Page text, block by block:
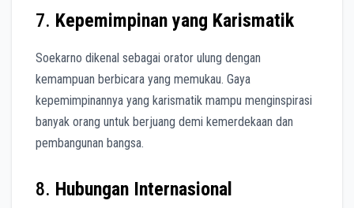
7. Kepemimpinan yang Karismatik
Soekarno dikenal sebagai orator ulung dengan
kemampuan berbicara yang memukau. Gaya
kepemimpinannya yang karismatik mampu menginspirasi
banyak orang untuk berjuang demi kemerdekaan dan
pembangunan bangsa.
8. Hubungan Internasional